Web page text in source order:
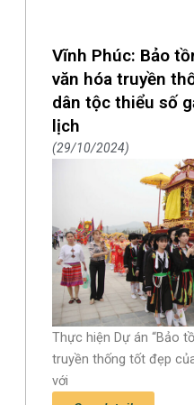
Vĩnh Phúc: Bảo
văn hóa truyền
dân tộc thiểu số
lịch
29/10/2024
Thực hiện Dự án “Bảo
truyền thống tốt đẹp
với